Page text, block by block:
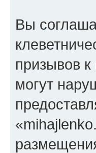
Вы
призывов
могут